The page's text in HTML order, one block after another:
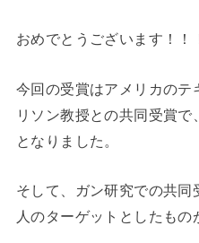
おめでとうございます！！
今回の受賞はアメリカのテ
リソン教授との共同受賞
となりました。
そして、ガン研究での共同
人のターゲットとしたもの